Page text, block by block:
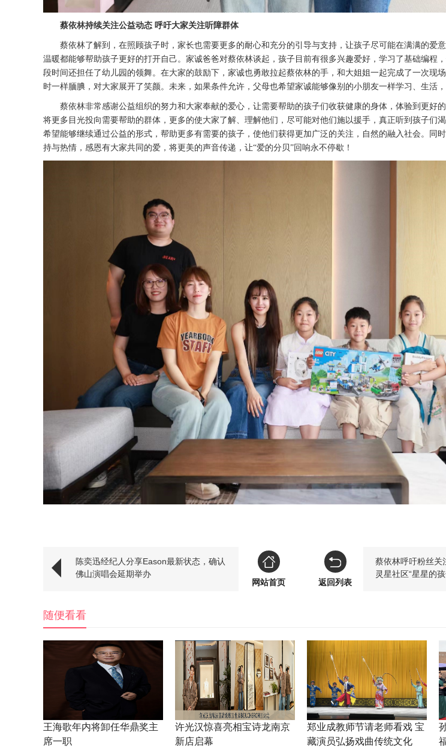
蔡依林持续关注公益动态 呼吁大家关注听障群体
蔡依林了解到，在照顾孩子时，家长也需要更多的耐心和充分的引导与支持，让孩子尽可能在满满的爱
温暖都能够帮助孩子更好的打开自己。家诚爸爸对蔡依林谈起，孩子目前有很多兴趣爱好，学习了基础编程
段时间还担任了幼儿园的领舞。在大家的鼓励下，家诚也勇敢拉起蔡依林的手，和大姐姐一起完成了一次现场
时一样腼腆，对大家展开了笑颜。 未来，如果条件允许，父母也希望家诚能够像别的小朋友一样学习、生活
蔡依林非常感谢公益组织的努力和大家奉献的爱心，让需要帮助的孩子们收获健康的身体，体验到更好
将更多目光投向需要帮助的群体，更多的使大家了解、理解他们，尽可能对他们施以援手，真正听到孩子们
希望能够继续通过公益的形式，帮助更多有需要的孩子，使他们获得更加广泛的关注，自然的融入社会。同
持与热情，感恩有大家共同的爱，将更美的声音传递，让“爱的分贝”回响永不停歇！
陈奕迅经纪人分享Eason最新状态，确认
佛山演唱会延期举办
蔡依林呼吁粉丝关
灵星社区“星星的
网站首页
返回列表
随便看看
王海歌年内将卸任华鼎奖主
席一职
许光汉惊喜亮相宝诗龙南京
新店启幕
郑业成教师节请老师看戏 宝
藏演员弘扬戏曲传统文化